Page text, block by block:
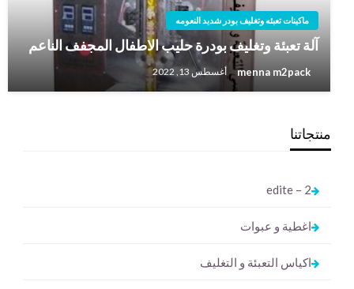
ماكينات تعبئه وتغليف بودر شديد النعومه
آلة تعبئة وتغليف بودرة حليب الاطفال المجفف الناعم
menna m2pack أغسطس 13, 2022
منتجاتنا
2 – edite
اغطية و عبوات
اكياس التعبئة و التغليف